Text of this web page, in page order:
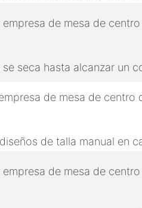
se seca hasta alcanzar un
de talla manual en